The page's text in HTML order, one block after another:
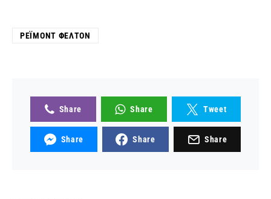
ΡΈΙΜΟΝΤ ΦΈΛΤΟΝ
Share Share Tweet
Share Share Share